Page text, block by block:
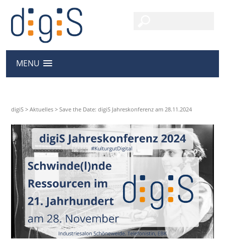
MENU
digiS >Aktuelles >Save the Date: digiS Jahreskonferenz am 28.11.2024